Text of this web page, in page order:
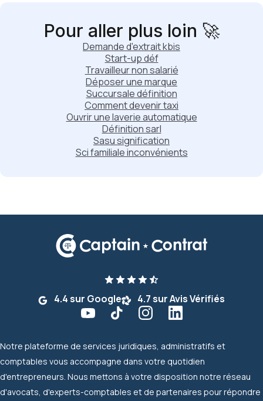
Pour aller plus loin 🚀
Demande d'extrait kbis
Start-up déf
Travailleur non salarié
Déposer une marque
Succursale définition
Comment devenir taxi
Ouvrir une laverie automatique
Définition sarl
Sasu signification
Sci familiale inconvénients
4.4 sur Google 4.7 sur Avis Vérifiés
Notre plateforme de services juridiques, administratifs et
comptables vous accompagne dans votre quotidien
d'entrepreneurs. Nous mettons à votre disposition notre réseau
d'avocats, d'experts-comptables et de partenaires pour répondre